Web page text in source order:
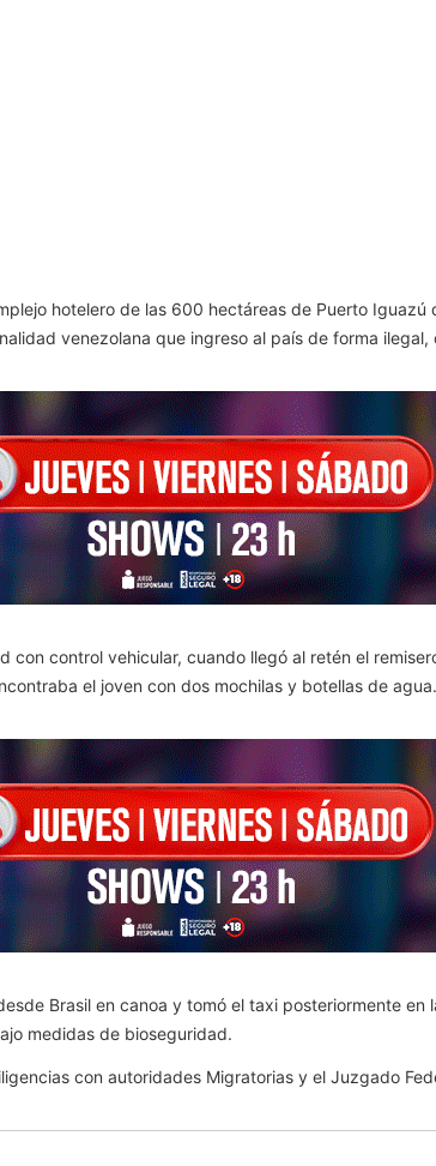
hotelero de las 600 hectáreas de Puerto Iguazú
venezolana que ingreso al país de forma
control vehicular, cuando llegó al retén el
el joven con dos mochilas y botellas de agua.
Brasil en canoa y tomó el taxi posteriormente
medidas de bioseguridad.
con autoridades Migratorias y el Juzgado